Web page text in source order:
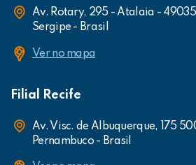
Av. Rotary, 295 - Atalaia -
Sergipe - Brasil
Ver no mapa
Filial Recife
Av. Visc. de Albuquerque, 175
Pernambuco - Brasil